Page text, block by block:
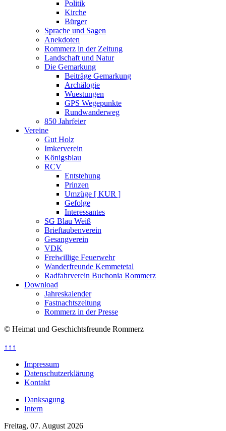
Politik
Kirche
Bürger
Sprache und Sagen
Anekdoten
Rommerz in der Zeitung
Landschaft und Natur
Die Gemarkung
Beiträge Gemarkung
Archälogie
Wuestungen
GPS Wegepunkte
Rundwanderweg
850 Jahrfeier
Vereine
Gut Holz
Imkerverein
Königsblau
RCV
Entstehung
Prinzen
Umzüge [ KUR ]
Gefolge
Interessantes
SG Blau Weiß
Brieftaubenverein
Gesangverein
VDK
Freiwillige Feuerwehr
Wanderfreunde Kemmetetal
Radfahrverein Buchonia Rommerz
Download
Jahreskalender
Fastnachtszeitung
Rommerz in der Presse
© Heimat und Geschichtsfreunde Rommerz
↑↑↑
Impressum
Datenschutzerklärung
Kontakt
Danksagung
Intern
Freitag, 07. August 2026